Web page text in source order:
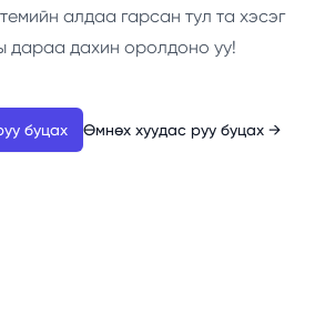
алдаа гарсан тул та хэсэг
дараа дахин оролдоно уу!
буцах Өмнөх хуудас руу буцах →